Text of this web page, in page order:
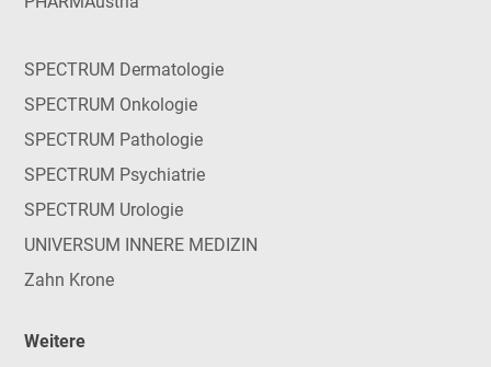
SPECTRUM Dermatologie
SPECTRUM Onkologie
SPECTRUM Pathologie
SPECTRUM Psychiatrie
SPECTRUM Urologie
UNIVERSUM INNERE MEDIZIN
Zahn Krone
Weitere